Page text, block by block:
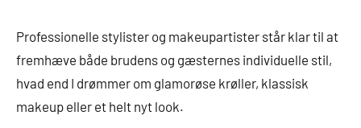
Professionelle stylister og makeupartister står klar til at
fremhæve både brudens og gæsternes individuelle stil,
hvad end I drømmer om glamorøse krøller, klassisk
makeup eller et helt nyt look.